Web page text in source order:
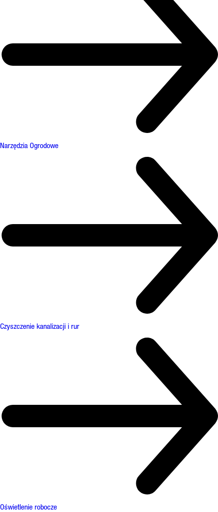
Narzędzia Ogrodowe
Czyszczenie kanalizacji i rur
Oświetlenie robocze